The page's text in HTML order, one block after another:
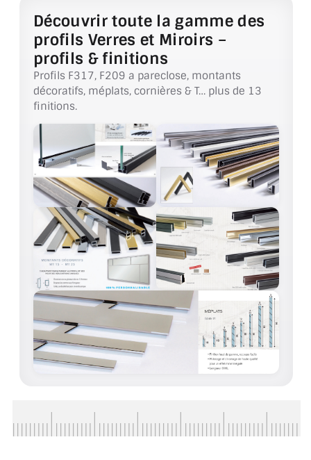
(STROMBINOSCOPE)
ACCESSOIRES EN PROMOTIONS
EXEMPLES, RÉALISATIONS, INSPIRATIONS
NUANCIER RAL
COMMENT COUPER DU VERRE ?
CONSEILS / AIDE
A PROPOS DE LA LIVRAISON
COMPTE PRO
MON PANIER
PLAN DU SITE
DÉCONNEXION
NOUS TROUVER - BUC 78
Découvrir toute la gamme des
profils Verres et Miroirs –
profils & finitions
Profils F317, F209 a pareclose, montants
décoratifs, méplats, cornières & T… plus de 13
finitions.